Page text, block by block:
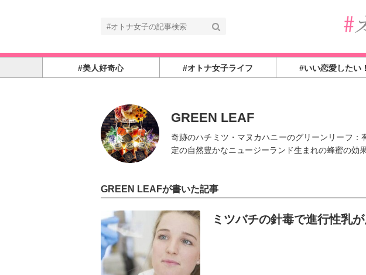
#美人好奇心 #オトナ女子ライフ #いい恋愛したい！
GREEN LEAF
奇跡のハチミツ・マヌカハニーのグリーンリーフ
定の自然豊かなニュージーランド生まれの蜂蜜の効
GREEN LEAFが書いた記事
ミツバチの針毒で進行性乳